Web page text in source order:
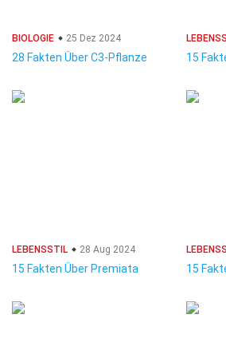
BIOLOGIE 25 Dez 2024
28 Fakten Über C3-Pflanze 15
LEBENSSTIL 28 Aug 2024
15 Fakten Über Premiata 15